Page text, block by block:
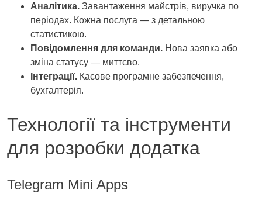
Аналітика. Завантаження майстрів, виручка по
періодах. Кожна послуга — з детальною
статистикою.
Повідомлення для команди. Нова заявка або
зміна статусу — миттєво.
Інтеграції. Касове програмне забезпечення,
бухгалтерія.
Технології та інструменти
для розробки додатка
Telegram Mini Apps